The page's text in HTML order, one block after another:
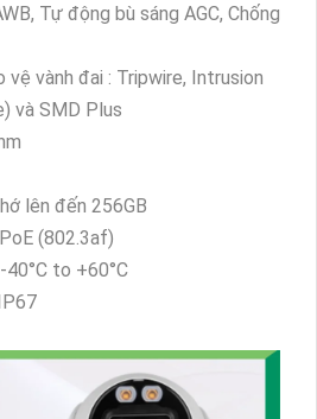
Tự động bù sáng AGC, Chống
vệ vành đai : Tripwire, Intrusion
và SMD Plus
lên đến 256GB
(802.3af)
40°C to +60°C